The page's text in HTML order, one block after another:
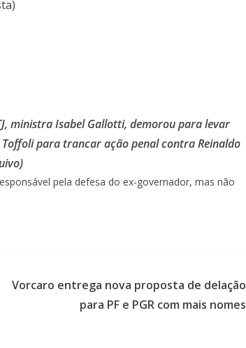
ministra Isabel Gallotti, demorou para levar
para trancar ação penal contra Reinaldo
pela defesa do ex-governador, mas não
Vorcaro entrega nova proposta de delação
para PF e PGR com mais nomes